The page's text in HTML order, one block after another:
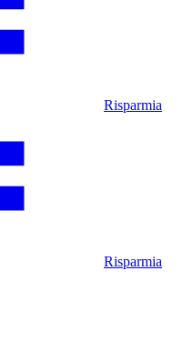
Risparmia
Risparmia